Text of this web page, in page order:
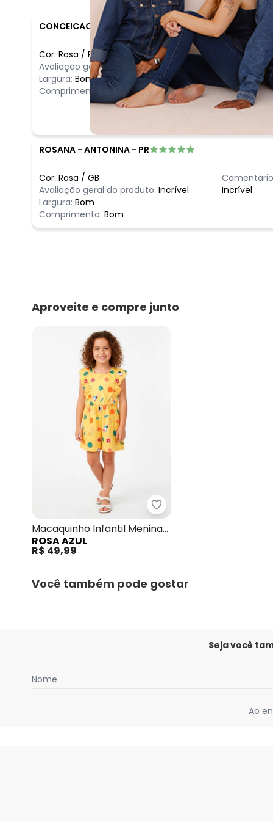
CONCEICAO - SANTO ANTONIO DE JESUS - BA
Cor: Rosa / RN
Avaliação geral do produto: Ótimo
Largura: Bom
Comprimento:
Bom
ROSANA - ANTONINA - PR
Cor: Rosa / GB
Avaliação geral do produto: Incrível
Largura: Bom
Comprimento: Bom
Incrível
Aproveite e compre junto
Rosa Azul -
Macaquinho Infantil Menina
Tropical Amarelo
ROSA AZUL
R$ 49,99
Você também pode gostar
Seja você
Nome
Ao